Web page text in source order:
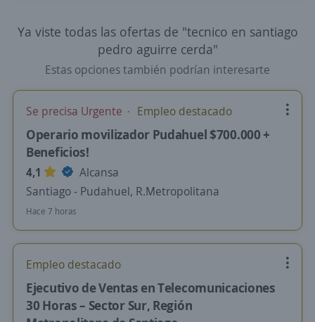
Ya viste todas las ofertas de "tecnico en santiago
pedro aguirre cerda"
Estas opciones también podrían interesarte
Se precisa Urgente Empleo destacado
Operario movilizador Pudahuel $700.000 +
Beneficios!
4,1
Alcansa
Santiago - Pudahuel, R.Metropolitana
Hace 7 horas
Empleo destacado
Ejecutivo de Ventas en Telecomunicaciones
30 Horas – Sector Sur, Región